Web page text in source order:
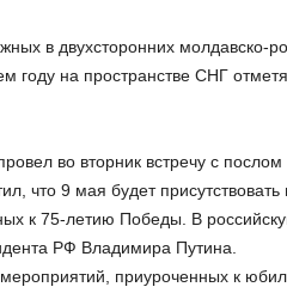
в двухсторонних молдавско-
году на пространстве СНГ
во вторник встречу с
что 9 мая будет
к 75-летию Победы. В
РФ Владимира Путина.
приуроченных к